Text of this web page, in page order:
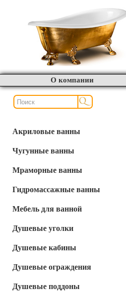
О компании
Акриловые ванны
Чугунные ванны
Мраморные ванны
Гидромассажные ванны
Мебель для ванной
Душевые уголки
Душевые кабины
Душевые ограждения
Душевые поддоны